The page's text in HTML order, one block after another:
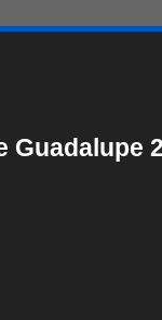
Guadalupe